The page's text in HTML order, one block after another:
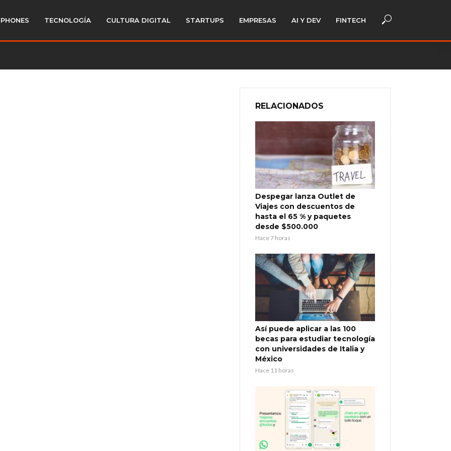
TECNOLOGÍA CULTURA DIGITAL STARTUPS EMPRESAS AI Y DEV FINTECH
RELACIONADOS
Despegar lanza Outlet de
Viajes con descuentos de
hasta el 65 % y paquetes
desde $500.000
Hace 7 horas
Así puede aplicar a las 100
becas para estudiar tecnología
con universidades de Italia y
México
Hace 11 horas